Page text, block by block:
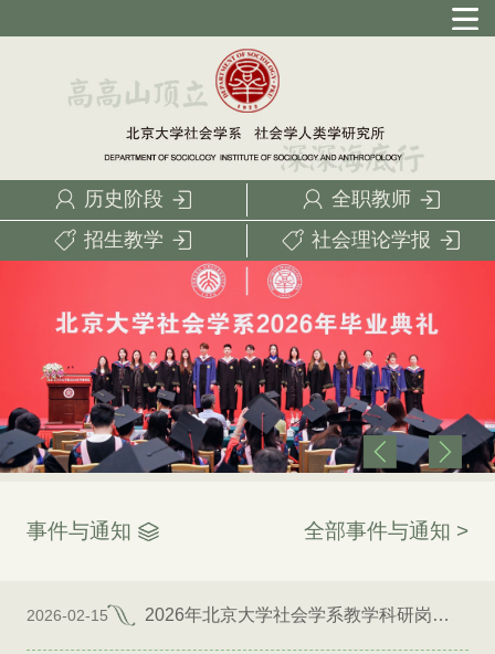
历史阶段
全职教师
招生教学
社会理论学报
事件与通知 全部事件与通知 >
2026-02-15 2026年北京大学社会学系教学科研岗位招聘启事